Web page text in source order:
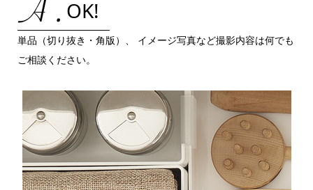
OK!
単品（切り抜き・角版）、 イメージ写真など撮影内容は何でも
ご相談ください。